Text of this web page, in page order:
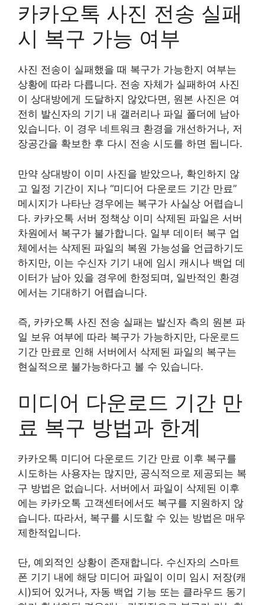
카카오톡 사진 전송 실패
시 복구 가능 여부
사진 전송이 실패했을 때 복구가 가능한지 여부는
상황에 따라 다릅니다. 전송 자체가 실패하여 사진
이 상대방에게 도달하지 않았다면, 원본 사진은 여
전히 발신자의 기기 내 갤러리나 파일 폴더에 남아
있습니다. 이 경우 네트워크 환경을 개선하거나, 저
장공간을 확보한 후 다시 전송 시도를 하면 됩니다.
만약 상대방이 이미 사진을 받았으나, 확인하지 않
고 일정 기간이 지나 “미디어 다운로드 기간 만료”
메시지가 나타난 경우에는 복구가 사실상 어렵습니
다. 카카오톡 서버 정책상 이미 삭제된 파일은 서버
차원에서 복구가 불가합니다. 일부 데이터 복구 업
체에서는 삭제된 파일의 복원 가능성을 언급하기도
하지만, 이는 수신자 기기 내에 임시 캐시나 백업 데
이터가 남아 있을 경우에 한정되며, 일반적인 환경
에서는 기대하기 어렵습니다.
즉, 카카오톡 사진 전송 실패는 발신자 측의 원본 파
일 보유 여부에 따라 복구가 가능하지만, 다운로드
기간 만료로 인해 서버에서 삭제된 파일의 복구는
현실적으로 불가능하다고 볼 수 있습니다.
미디어 다운로드 기간 만
료 복구 방법과 한계
카카오톡 미디어 다운로드 기간 만료 이후 복구를
시도하는 사용자는 많지만, 공식적으로 제공되는 복
구 방법은 없습니다. 서버에서 파일이 삭제된 이후
에는 카카오톡 고객센터에서도 복구를 지원하지 않
습니다. 따라서, 복구를 시도할 수 있는 방법은 매우
제한적입니다.
단, 예외적인 상황이 존재합니다. 수신자의 스마트
폰 기기 내에 해당 미디어 파일이 이미 임시 저장(캐
시)되어 있거나, 자동 백업 기능 또는 클라우드 동기